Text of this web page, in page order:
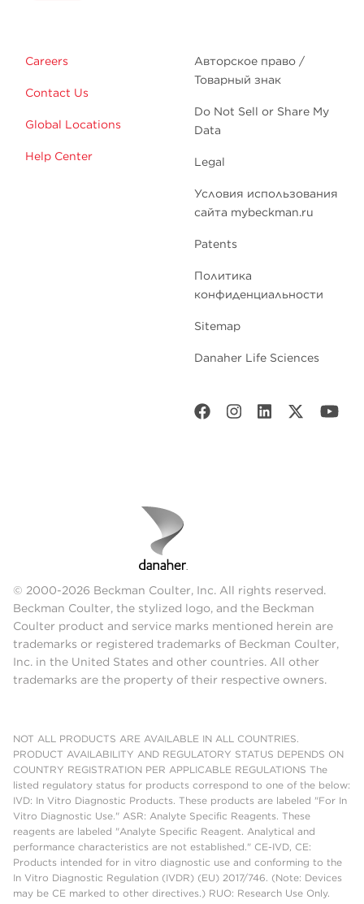
Careers
Contact Us
Global Locations
Help Center
Авторское право /
Товарный знак
Do Not Sell or Share My
Data
Legal
Условия использования
сайта mybeckman.ru
Patents
Политика
конфиденциальности
Sitemap
Danaher Life Sciences
© 2000-2026 Beckman Coulter, Inc. All rights reserved.
Beckman Coulter, the stylized logo, and the Beckman
Coulter product and service marks mentioned herein are
trademarks or registered trademarks of Beckman Coulter,
Inc. in the United States and other countries. All other
trademarks are the property of their respective owners.
NOT ALL PRODUCTS ARE AVAILABLE IN ALL COUNTRIES.
PRODUCT AVAILABILITY AND REGULATORY STATUS DEPENDS ON
COUNTRY REGISTRATION PER APPLICABLE REGULATIONS The
listed regulatory status for products correspond to one of the below:
IVD: In Vitro Diagnostic Products. These products are labeled "For In
Vitro Diagnostic Use." ASR: Analyte Specific Reagents. These
reagents are labeled "Analyte Specific Reagent. Analytical and
performance characteristics are not established." CE-IVD, CE:
Products intended for in vitro diagnostic use and conforming to the
In Vitro Diagnostic Regulation (IVDR) (EU) 2017/746. (Note: Devices
may be CE marked to other directives.) RUO: Research Use Only.